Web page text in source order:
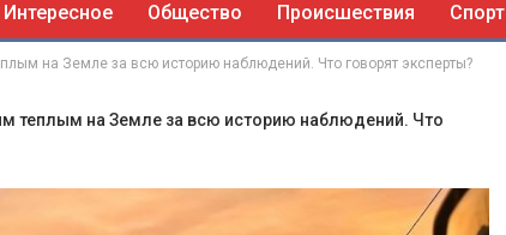
Интересное Общество Происшествия Спорт
на Земле за всю историю наблюдений. Что говорят эксперты?
теплым на Земле за всю историю наблюдений. Что